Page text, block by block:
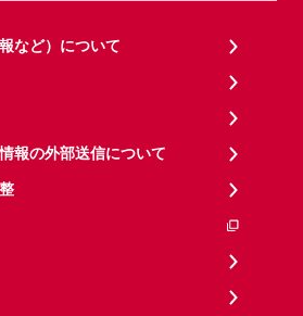
など）について
報の外部送信について